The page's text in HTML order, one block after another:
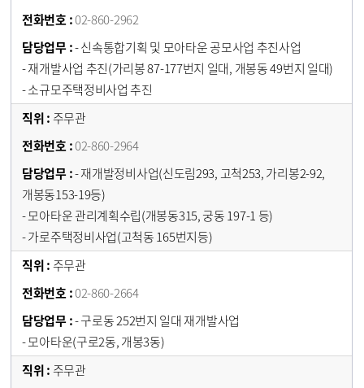
02-860-2962
- 신속통합기획 및 모아타운 공모사업 추진사업
- 재개발사업 추진(가리봉 87-177번지 일대, 개봉동 49번지 일대)
- 소규모주택정비사업 추진
주무관
02-860-2964
- 재개발정비사업(신도림293, 고척253, 가리봉2-92,
개봉동153-19등)
- 모아타운 관리계획수립(개봉동315, 궁동 197-1 등)
- 가로주택정비사업(고척동 165번지등)
주무관
02-860-2664
- 구로동 252번지 일대 재개발사업
- 모아타운(구로2동, 개봉3동)
주무관